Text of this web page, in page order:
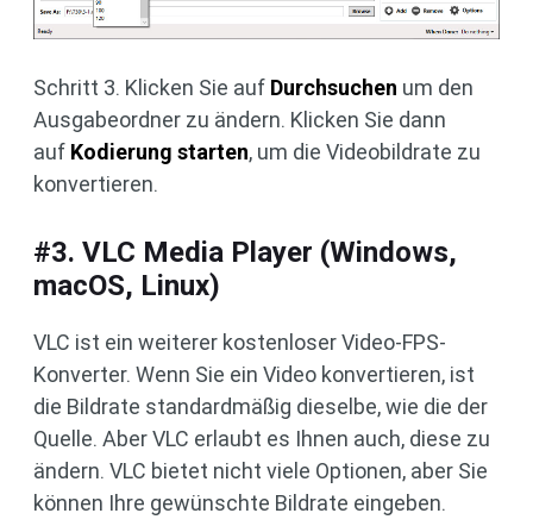
Schritt 3. Klicken Sie auf Durchsuchen um den
Ausgabeordner zu ändern. Klicken Sie dann
auf Kodierung starten, um die Videobildrate zu
konvertieren.
#3. VLC Media Player (Windows,
macOS, Linux)
VLC ist ein weiterer kostenloser Video-FPS-
Konverter. Wenn Sie ein Video konvertieren, ist
die Bildrate standardmäßig dieselbe, wie die der
Quelle. Aber VLC erlaubt es Ihnen auch, diese zu
ändern. VLC bietet nicht viele Optionen, aber Sie
können Ihre gewünschte Bildrate eingeben.